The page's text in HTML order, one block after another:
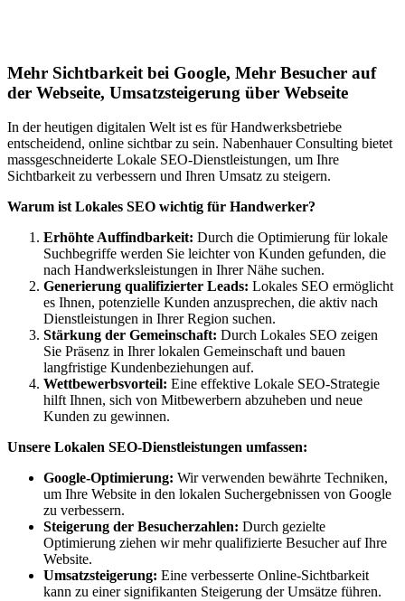
Mehr Sichtbarkeit bei Google, Mehr Besucher auf
der Webseite, Umsatzsteigerung über Webseite
In der heutigen digitalen Welt ist es für Handwerksbetriebe
entscheidend, online sichtbar zu sein. Nabenhauer Consulting bietet
massgeschneiderte Lokale SEO-Dienstleistungen, um Ihre
Sichtbarkeit zu verbessern und Ihren Umsatz zu steigern.
Warum ist Lokales SEO wichtig für Handwerker?
Erhöhte Auffindbarkeit: Durch die Optimierung für lokale
Suchbegriffe werden Sie leichter von Kunden gefunden, die
nach Handwerksleistungen in Ihrer Nähe suchen.
Generierung qualifizierter Leads: Lokales SEO ermöglicht
es Ihnen, potenzielle Kunden anzusprechen, die aktiv nach
Dienstleistungen in Ihrer Region suchen.
Stärkung der Gemeinschaft: Durch Lokales SEO zeigen
Sie Präsenz in Ihrer lokalen Gemeinschaft und bauen
langfristige Kundenbeziehungen auf.
Wettbewerbsvorteil: Eine effektive Lokale SEO-Strategie
hilft Ihnen, sich von Mitbewerbern abzuheben und neue
Kunden zu gewinnen.
Unsere Lokalen SEO-Dienstleistungen umfassen:
Google-Optimierung: Wir verwenden bewährte Techniken,
um Ihre Website in den lokalen Suchergebnissen von Google
zu verbessern.
Steigerung der Besucherzahlen: Durch gezielte
Optimierung ziehen wir mehr qualifizierte Besucher auf Ihre
Website.
Umsatzsteigerung: Eine verbesserte Online-Sichtbarkeit
kann zu einer signifikanten Steigerung der Umsätze führen.